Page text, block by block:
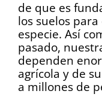
de que es
los suelos
especie. Así
pasado,
dependen
agrícola y de
a millones de